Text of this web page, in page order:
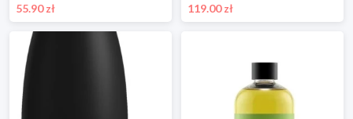
55.90 zł
119.00 zł